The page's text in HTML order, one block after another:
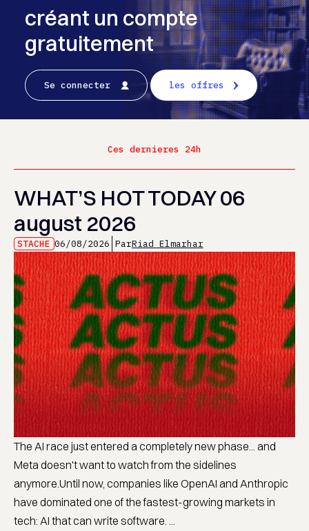
créant un compte
gratuitement
Se connecter les offres
Ces dernieres 24h
WHAT’S HOT TODAY 06
august 2026
STACHE 06/08/2026 ParRiad Elmarhar
The AI race just entered a completely new phase... and
Meta doesn't want to watch from the sidelines
anymore.Until now, companies like OpenAI and Anthropic
have dominated one of the fastest-growing markets in
tech: AI that can write software. ...